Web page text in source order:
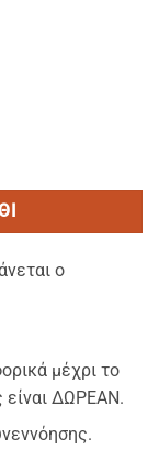
white PE
ο
μέχρι το
είναι ΔΩΡΕΑΝ.